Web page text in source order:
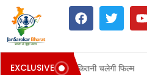
EXCLUSIVE
कितनी चलेगी फिल्म